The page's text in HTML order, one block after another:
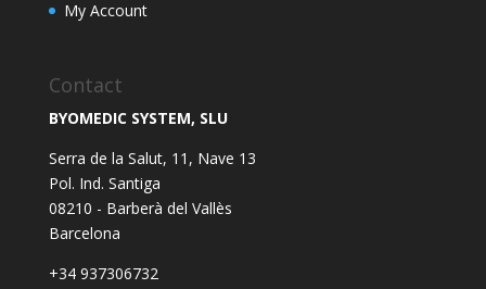
My Account
Contact
BYOMEDIC SYSTEM, SLU
Serra de la Salut, 11, Nave 13
Pol. Ind. Santiga
08210 - Barberà del Vallès
Barcelona
+34 937306732